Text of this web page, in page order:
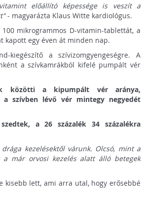
előállító képessége is veszít a
- magyarázta Klaus Witte kardiológus.
mikrogrammos D-vitamin-tablettát, a
kapott egy éven át minden nap.
kiegészítő a szívizomgyengeségre. A
a szívkamrákból kifelé pumpált vér
közötti a kipumpált vér aránya,
a szívben lévő vér mintegy negyedét
a 26 százalék 34 százalékra
kezelésektől várunk. Olcsó, mint a
a már orvosi kezelés alatt álló betegek
kisebb lett, ami arra utal, hogy erősebbé